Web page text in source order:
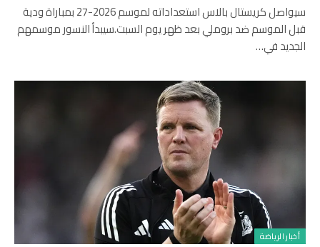
سيواصل كريستال بالاس استعداداته لموسم 2026-27 بمباراة ودية
قبل الموسم ضد بروملي بعد ظهر يوم السبت.سيبدأ النسور موسمهم
الجديد في…
أخبار الرياضة